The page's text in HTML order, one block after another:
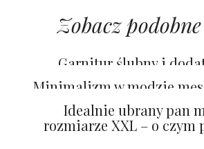
Zobacz
Garnitur ślubny i
stworzyć spójną i
Minimalizm w modzie
znaczy lepiej
Idealnie ubrany pan
rozmiarze XXL – o czym